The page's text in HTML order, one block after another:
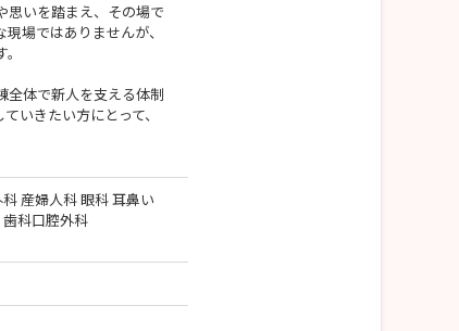
思いを踏まえ、その場で
場ではありませんが、
全体で新人を支える体制
いきたい方にとって、
産婦人科 眼科 耳鼻い
科口腔外科